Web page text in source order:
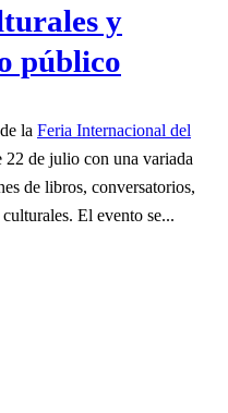
y
público
de la Feria Internacional del
22 de julio con una variada
de libros, conversatorios,
El evento se...